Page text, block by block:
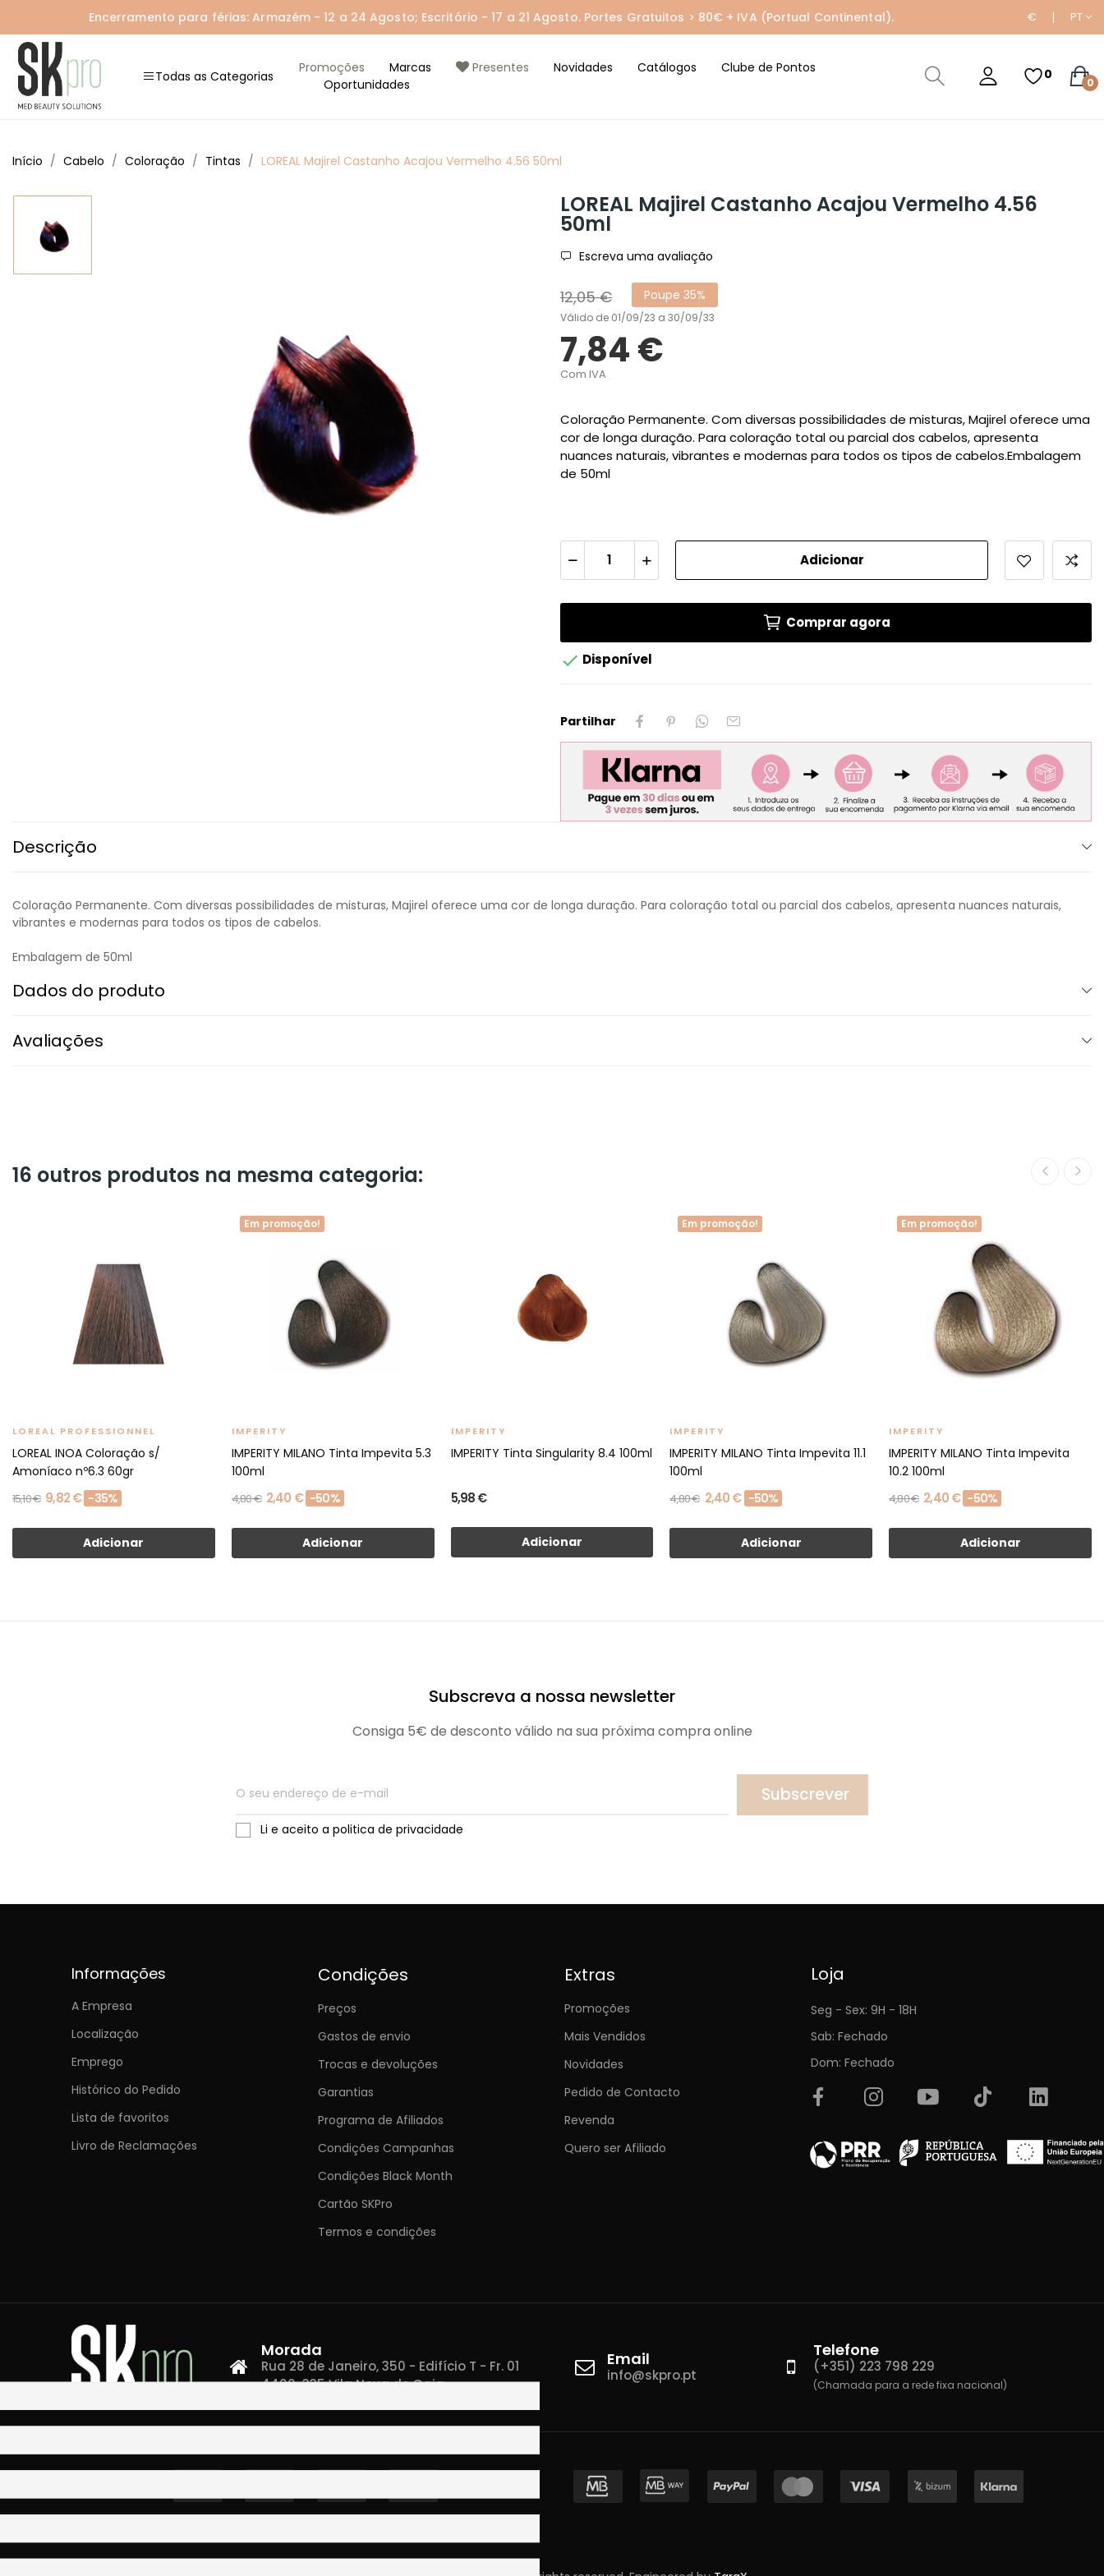
Encerramento para férias: Armazém - 12 a 24 Agosto; Escritório - 17 a 21 Agosto. Portes Gratuitos > 80€ + IVA (Portual Continental). € PT
Todas as Categorias
Promoções Marcas Presentes Novidades Catálogos
Clube de Pontos
Oportunidades
0
0
Início Cabelo Coloração Tintas LOREAL Majirel Castanho Acajou Vermelho 4.56 50ml
LOREAL Majirel Castanho Acajou Vermelho 4.56
50ml
Escreva uma avaliação
12,05 € Poupe 35%
Válido de 01/09/23 a 30/09/33
7,84 €
Com IVA
Coloração Permanente. Com diversas possibilidades de misturas, Majirel oferece uma
cor de longa duração. Para coloração total ou parcial dos cabelos, apresenta
nuances naturais, vibrantes e modernas para todos os tipos de cabelos.Embalagem
de 50ml
Adicionar
Comprar agora
 Disponível
Partilhar
Descrição
Coloração Permanente. Com diversas possibilidades de misturas, Majirel oferece uma cor de longa duração. Para coloração total ou parcial dos cabelos, apresenta nuances naturais,
vibrantes e modernas para todos os tipos de cabelos.
Embalagem de 50ml
Dados do produto
Avaliações
16 outros produtos na mesma categoria:
LOREAL PROFESSIONNEL
LOREAL INOA Coloração s/
Amoníaco nº6.3 60gr
15,10 € 9,82 € -35%
Adicionar
Em promoção!
IMPERITY
IMPERITY MILANO Tinta Impevita 5.3
100ml
4,80 € 2,40 € -50%
Adicionar
IMPERITY
IMPERITY Tinta Singularity 8.4 100ml
5,98 €
Adicionar
Em promoção!
IMPERITY
IMPERITY MILANO Tinta Impevita 11.1
100ml
4,80 € 2,40 € -50%
Adicionar
Em promoção!
IMPERITY
IMPERITY MILANO Tinta Impevita
10.2 100ml
4,80 € 2,40 € -50%
Adicionar
Subscreva a nossa newsletter
Consiga 5€ de desconto válido na sua próxima compra online
Subscrever
Li e aceito a politica de privacidade
Informações
A Empresa
Localização
Emprego
Histórico do Pedido
Lista de favoritos
Livro de Reclamações
Condições
Preços
Gastos de envio
Trocas e devoluções
Garantias
Programa de Afiliados
Condições Campanhas
Condições Black Month
Cartão SKPro
Termos e condições
Extras
Promoções
Mais Vendidos
Novidades
Pedido de Contacto
Revenda
Quero ser Afiliado
Loja
Seg - Sex: 9H - 18H
Sab: Fechado
Dom: Fechado
Morada
Rua 28 de Janeiro, 350 - Edifício T - Fr. 01
4400-335 Vila Nova de Gaia
Email
info@skpro.pt
Telefone
(+351) 223 798 229
(Chamada para a rede fixa nacional)